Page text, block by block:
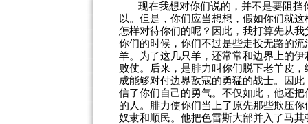
现在我想对你们说的，并不是要阻
以。但是，你们应当想想，假如你们就
怎样对待你们的呢？因此，我打算先从
你们的时候，你们不过是些走投无路的
羊。为了这几只羊，还常常和边界上的
败仗。后来，是腓力叫你们脱下老羊皮
成能够对付边界敌寇的勇猛的战士。因
信了你们自己的勇气。不仅如此，他还
的人。腓力使你们当上了原先那些欺压
奴隶和顺民。他把色雷斯大部并入了马